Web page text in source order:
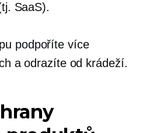
SaaS).
podpoříte více
a odrazíte od krádeží.